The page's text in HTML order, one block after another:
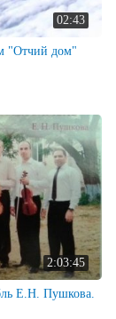
02:43
"Отчий дом"
2:03:45
Е.Н. Пушкова.